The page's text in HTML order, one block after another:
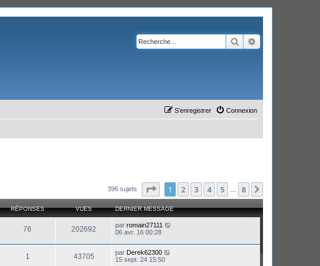
Rechercher
Connexion
S’enregistrer
396 sujets Page sur8
1 2 3 4 5 8
RÉPONSES VUES DERNIER MESSAGE
76 202692 par romain27111
06 avr. 16 00:28
1 43705 par Derek62300
15 sept. 24 15:50